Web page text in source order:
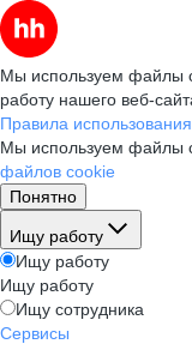
Мы используем файлы
работу нашего веб-
Правила
Мы используем файлы
файлов cookie
Понятно
Ищу работу
Ищу работу
Ищу работу
Ищу сотрудника
Сервисы